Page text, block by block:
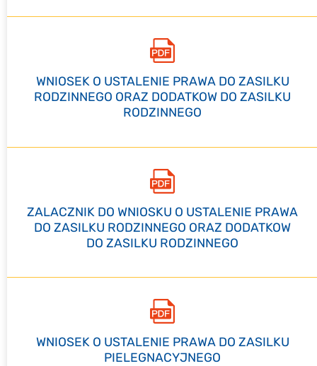
WNIOSEK O USTALENIE PRAWA DO ZASILKU
RODZINNEGO ORAZ DODATKOW DO ZASILKU
RODZINNEGO
ZALACZNIK DO WNIOSKU O USTALENIE PRAWA
DO ZASILKU RODZINNEGO ORAZ DODATKOW
DO ZASILKU RODZINNEGO
WNIOSEK O USTALENIE PRAWA DO ZASILKU
PIELEGNACYJNEGO